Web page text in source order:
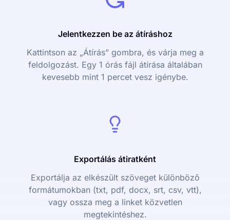
Jelentkezzen be az átíráshoz
Kattintson az „Átírás” gombra, és várja meg a
feldolgozást. Egy 1 órás fájl átírása általában
kevesebb mint 1 percet vesz igénybe.
Exportálás átiratként
Exportálja az elkészült szöveget különböző
formátumokban (txt, pdf, docx, srt, csv, vtt),
vagy ossza meg a linket közvetlen
megtekintéshez.